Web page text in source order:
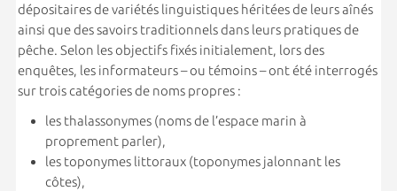
dépositaires de variétés linguistiques héritées de leurs aînés
ainsi que des savoirs traditionnels dans leurs pratiques de
pêche. Selon les objectifs fixés initialement, lors des
enquêtes, les informateurs – ou témoins – ont été interrogés
sur trois catégories de noms propres :
les thalassonymes (noms de l’espace marin à
proprement parler),
les toponymes littoraux (toponymes jalonnant les
côtes),